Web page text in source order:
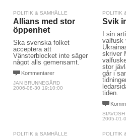
POLITIK & SAMHÄLLE
Allians med stor
öppenhet
Ska svenska folket
acceptera att
Vänsterblocket inte säger
något alls gemensamt.
Kommentarer
JAN BRUNNEGÅRD
2006-08-30 19:10:00
POLITIK
Svik
I sin
valfusk
skriver
stor
går i
tiden.
SIAVOSH
2005-01-
POLITIK & SAMHÄLLE POLITIK